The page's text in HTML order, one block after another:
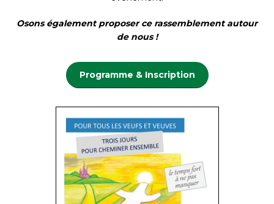
Osons également proposer ce rassemblement autour
de nous !
Programme & Inscription